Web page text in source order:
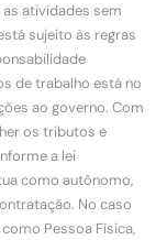
atividades sem
sujeito às regras
de trabalho está no
ao governo. Com
os tributos e
a lei
como autônomo,
No caso
Pessoa Física,